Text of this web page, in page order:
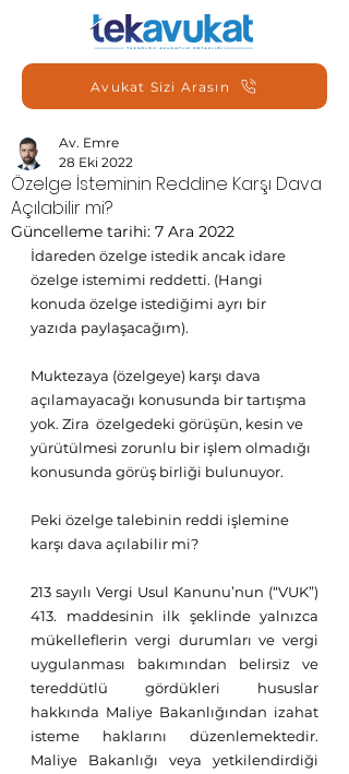
Avukat Sizi Arasın
Özelge İsteminin Reddine Karşı Dava
Açılabilir mi?
Av. Emre
28 Eki 2022
Güncelleme tarihi: 7 Ara 2022
İdareden özelge istedik ancak idare
özelge istemimi reddetti. (Hangi
konuda özelge istediğimi ayrı bir
yazıda paylaşacağım).
Muktezaya (özelgeye) karşı dava
açılamayacağı konusunda bir tartışma
yok. Zira  özelgedeki görüşün, kesin ve
yürütülmesi zorunlu bir işlem olmadığı
konusunda görüş birliği bulunuyor.
Peki özelge talebinin reddi işlemine
karşı dava açılabilir mi?
213 sayılı Vergi Usul Kanunu’nun (“VUK”)
413. maddesinin ilk şeklinde yalnızca
mükelleflerin vergi durumları ve vergi
uygulanması bakımından belirsiz ve
tereddütlü gördükleri hususlar
hakkında Maliye Bakanlığından izahat
isteme haklarını düzenlemektedir.
Maliye Bakanlığı veya yetkilendirdiği